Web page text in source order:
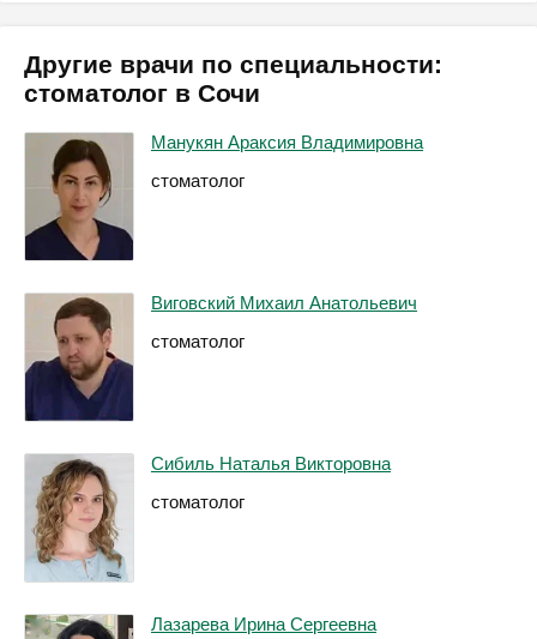
Другие врачи по специальности:
стоматолог в Сочи
Манукян Араксия Владимировна
стоматолог
Виговский Михаил Анатольевич
стоматолог
Сибиль Наталья Викторовна
стоматолог
Лазарева Ирина Сергеевна